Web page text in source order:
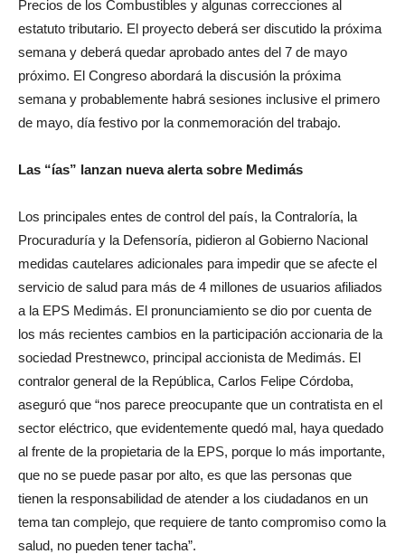
Precios de los Combustibles y algunas correcciones al
estatuto tributario. El proyecto deberá ser discutido la próxima
semana y deberá quedar aprobado antes del 7 de mayo
próximo. El Congreso abordará la discusión la próxima
semana y probablemente habrá sesiones inclusive el primero
de mayo, día festivo por la conmemoración del trabajo.
Las “ías” lanzan nueva alerta sobre Medimás
Los principales entes de control del país, la Contraloría, la
Procuraduría y la Defensoría, pidieron al Gobierno Nacional
medidas cautelares adicionales para impedir que se afecte el
servicio de salud para más de 4 millones de usuarios afiliados
a la EPS Medimás. El pronunciamiento se dio por cuenta de
los más recientes cambios en la participación accionaria de la
sociedad Prestnewco, principal accionista de Medimás. El
contralor general de la República, Carlos Felipe Córdoba,
aseguró que “nos parece preocupante que un contratista en el
sector eléctrico, que evidentemente quedó mal, haya quedado
al frente de la propietaria de la EPS, porque lo más importante,
que no se puede pasar por alto, es que las personas que
tienen la responsabilidad de atender a los ciudadanos en un
tema tan complejo, que requiere de tanto compromiso como la
salud, no pueden tener tacha”.